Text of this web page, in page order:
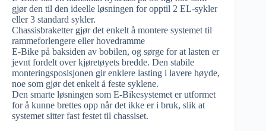
gjør den til den ideelle løsningen for opptil 2 EL-sykler
eller 3 standard sykler.
Chassisbraketter gjør det enkelt å montere systemet til
rammeforlengere eller hovedramme
E-Bike på baksiden av bobilen, og sørge for at lasten er
jevnt fordelt over kjøretøyets bredde. Den stabile
monteringsposisjonen gir enklere lasting i lavere høyde,
noe som gjør det enkelt å feste syklene.
Den smarte løsningen som E-Bikesystemet er utformet
for å kunne brettes opp når det ikke er i bruk, slik at
systemet sitter fast festet til chassiset.